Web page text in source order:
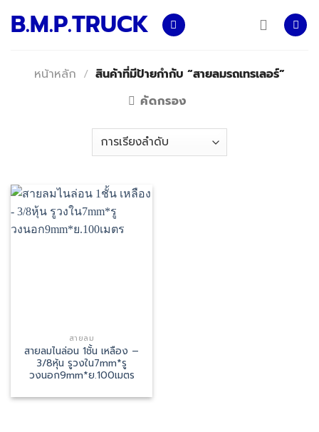
B.M.P.TRUCK
หน้าหลัก / สินค้าที่มีป้ายกำกับ “สายลมรถเทรเลอร์”
คัดกรอง
สายลม
สายลมไนล่อน 1ชั้น เหลือง –
3/8หุ้น รูวงใน7mm*รู
วงนอก9mm*ย.100เมตร